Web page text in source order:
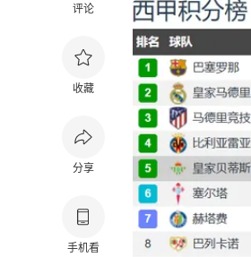
评论
收藏
分享
手机看